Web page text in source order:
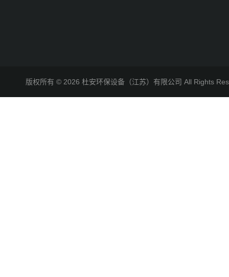
版权所有 © 2026 杜安环保设备（江苏）有限公司 All Rights